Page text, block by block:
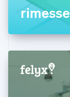
English
Francia
Français
Germania
日本語English
Gibilterra